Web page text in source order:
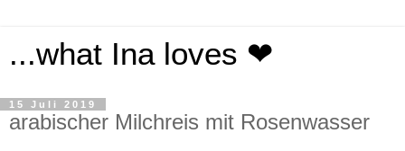
...what Ina loves ❤
15 Juli 2019
arabischer Milchreis mit Rosenwasser